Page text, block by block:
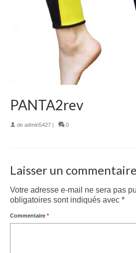
PANTA2rev
de admin5427 | 0
Laisser un commentaire
Votre adresse e-mail ne sera pas
obligatoires sont indiqués avec *
Commentaire *